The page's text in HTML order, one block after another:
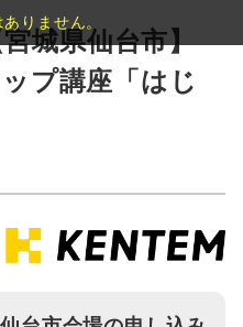
城県仙台市】
プ講座「はじ
りません。